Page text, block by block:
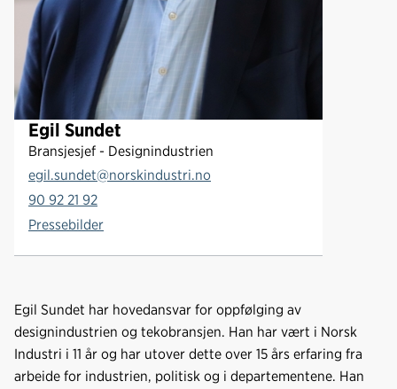
Egil Sundet
Bransjesjef - Designindustrien
egil.sundet@norskindustri.no
90 92 21 92
Pressebilder
Egil Sundet har hovedansvar for oppfølging av
designindustrien og tekobransjen. Han har vært i Norsk
Industri i 11 år og har utover dette over 15 års erfaring fra
arbeide for industrien, politisk og i departementene. Han